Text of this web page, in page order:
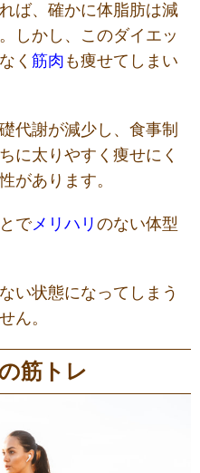
ば、確かに体脂肪は減
しかし、このダイエッ
く 筋肉 も痩せてしまい
代謝が減少し、食事制
に太りやすく痩せにく
があります。
でメリハリ のない体型
い状態になってしまう
ん。
筋トレ